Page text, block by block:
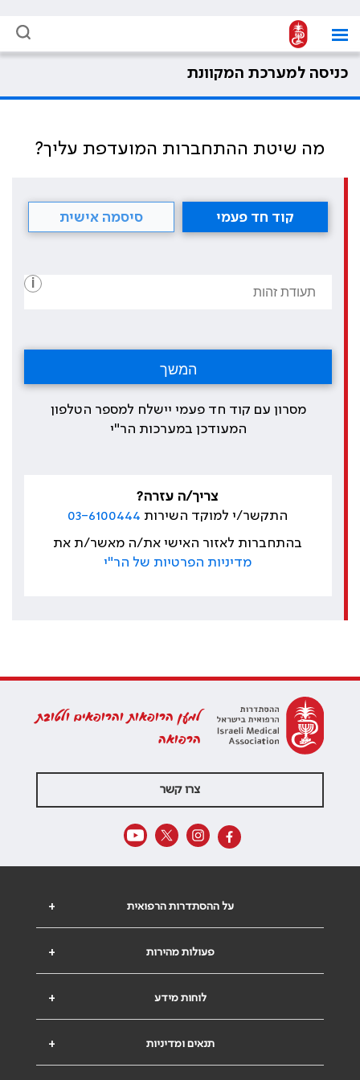
כניסה למערכת המקוונת
מה שיטת ההתחברות המועדפת עליך?
קוד חד פעמי סיסמה אישית
i
מסרון עם קוד חד פעמי יישלח למספר הטלפון
המעודכן במערכות הר"י
צריך/ה עזרה?
התקשר/י למוקד השירות 03-6100444
בהתחברות לאזור האישי את/ה מאשר/ת את
מדיניות הפרטיות של הר"י
למען הרופאות והרופאים ולטובת
הרפואה
צרו קשר
+ על ההסתדרות הרפואית
+ פעולות מהירות
+ לוחות מידע
+ תנאים ומדיניות